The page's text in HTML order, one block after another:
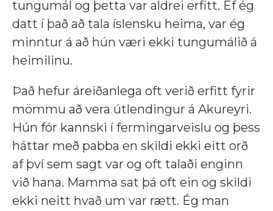
tungumál og þetta var aldrei erfitt. Ef ég
datt í það að tala íslensku heima, var ég
minntur á að hún væri ekki tungumálið á
heimilinu.
Það hefur áreiðanlega oft verið erfitt fyrir
mömmu að vera útlendingur á Akureyri.
Hún fór kannski í fermingarveislu og þess
háttar með pabba en skildi ekki eitt orð
af því sem sagt var og oft talaði enginn
við hana. Mamma sat þá oft ein og skildi
ekki neitt hvað um var rætt. Ég man